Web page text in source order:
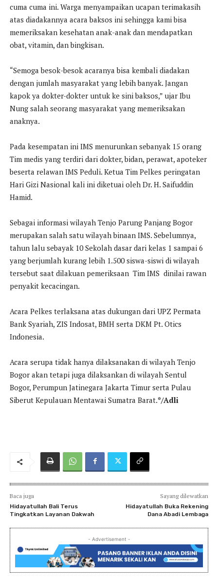
cuma cuma ini. Warga menyampaikan ucapan terimakasih
atas diadakannya acara baksos ini sehingga kami bisa
memeriksakan kesehatan anak-anak dan mendapatkan
obat, vitamin, dan bingkisan.
“Semoga besok-besok acaranya bisa kembali diadakan
dengan jumlah masyarakat yang lebih banyak. Jangan
kapok ya dokter-dokter untuk ke sini baksos,” ujar Ibu
Nung salah seorang masyarakat yang memeriksakan
anaknya.
Pada kesempatan ini IMS menurunkan sebanyak 15 orang
Tim medis yang terdiri dari dokter, bidan, perawat, apoteker
beserta relawan IMS Peduli. Ketua Tim Pelkes peringatan
Hari Gizi Nasional kali ini diketuai oleh Dr. H. Saifuddin
Hamid.
Sebagai informasi wilayah Tenjo Parung Panjang Bogor
merupakan salah satu wilayah binaan IMS. Sebelumnya,
tahun lalu sebayak 10 Sekolah dasar dari kelas 1 sampai 6
yang berjumlah kurang lebih 1.500 siswa-siswi di wilayah
tersebut saat dilakuan pemeriksaan Tim IMS dinilai rawan
penyakit kecacingan.
Acara Pelkes terlaksana atas dukungan dari UPZ Permata
Bank Syariah, ZIS Indosat, BMH serta DKM Pt. Otics
Indonesia.
Acara serupa tidak hanya dilaksanakan di wilayah Tenjo
Bogor akan tetapi juga dilaksankan di wilayah Sentul
Bogor, Perumpun Jatinegara Jakarta Timur serta Pulau
Siberut Kepulauan Mentawai Sumatra Barat.*/Adli
Baca juga
Hidayatullah Bali Terus
Tingkatkan Layanan Dakwah
Sayang dilewatkan
Hidayatullah Buka Rekening
Dana Abadi Lembaga
- Advertisement -